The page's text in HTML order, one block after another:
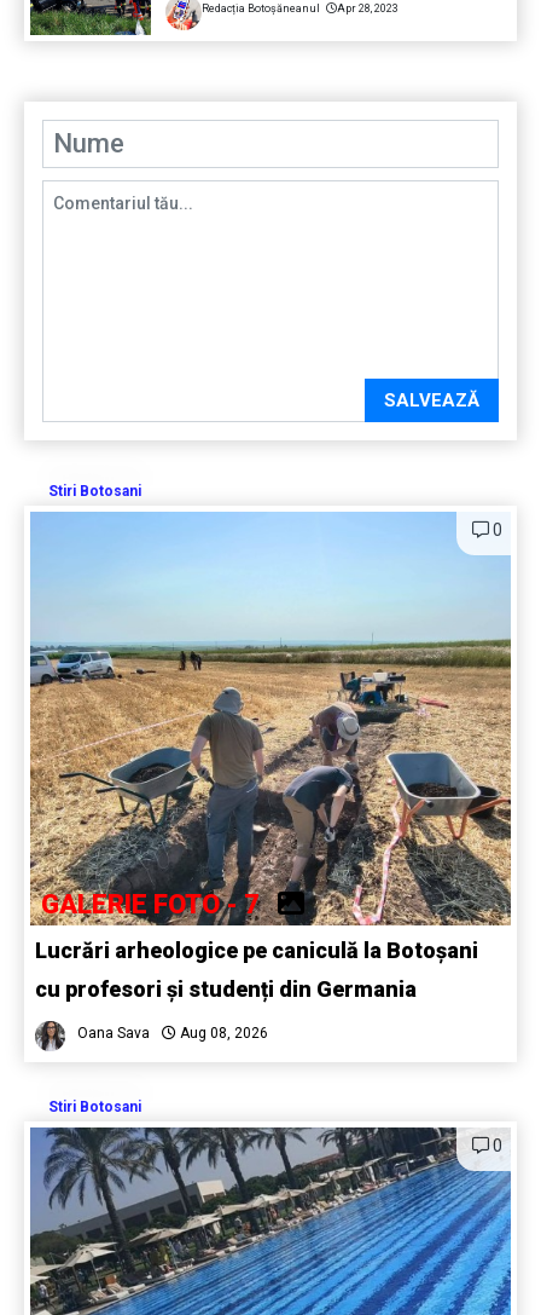
Redacția Botoșăneanul Apr 28, 2023
SALVEAZĂ
Stiri Botosani
0
GALERIE FOTO - 7
Lucrări arheologice pe caniculă la Botoșani
cu profesori și studenți din Germania
Oana Sava Aug 08, 2026
Stiri Botosani
0